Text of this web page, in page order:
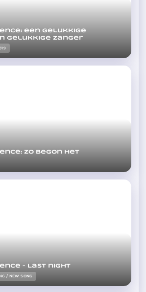
een gelukkige
gelukkige zanger
zo begon het
– Last night
/ NEW SONG